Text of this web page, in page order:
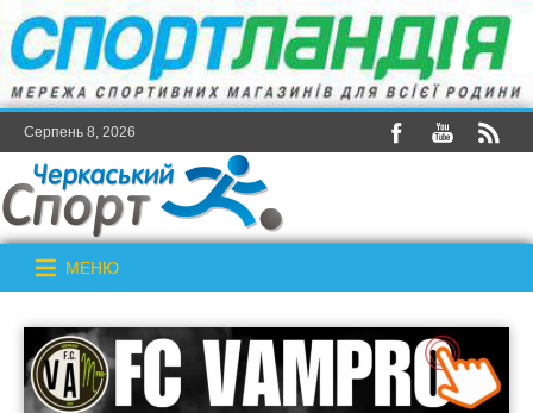
Серпень 8, 2026
МЕНЮ